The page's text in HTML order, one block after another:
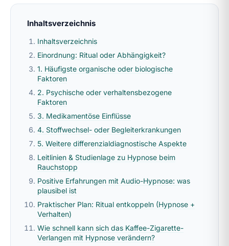
Inhaltsverzeichnis
Inhaltsverzeichnis
Einordnung: Ritual oder Abhängigkeit?
1. Häufigste organische oder biologische
Faktoren
2. Psychische oder verhaltensbezogene
Faktoren
3. Medikamentöse Einflüsse
4. Stoffwechsel- oder Begleiterkrankungen
5. Weitere differenzialdiagnostische Aspekte
Leitlinien & Studienlage zu Hypnose beim
Rauchstopp
Positive Erfahrungen mit Audio-Hypnose: was
plausibel ist
Praktischer Plan: Ritual entkoppeln (Hypnose +
Verhalten)
Wie schnell kann sich das Kaffee-Zigarette-
Verlangen mit Hypnose verändern?